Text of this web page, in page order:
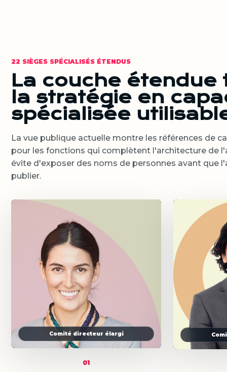
22 SIÈGES SPÉCIALISÉS ÉTENDUS
La couche étendue
la stratégie en
spécialisée
La vue publique actuelle montre les références de
pour les fonctions qui complètent l'architecture de
évite d'exposer des noms de personnes avant que
publier.
Comité directeur élargi
01